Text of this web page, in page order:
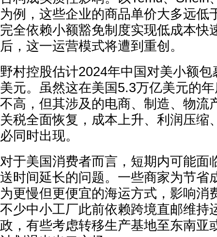
为例，这些企业的商品单价大多远低
完全依赖小额豁免制度实现低成本快
后，这一运营模式将遭到重创。
野村控股估计2024年中国对美小额
美元。虽然这在美国5.3万亿美元的
不高，但其涉及的电商、制造、物流
关税全面恢复，成本上升、利润压缩
必同时出现。
对于美国消费者而言，短期内可能面
送时间延长的问题。一些商家为节省
为更慢但更便宜的海运方式，影响消
不少中小工厂此前依赖跨境直邮维持
政，有些考虑转移生产基地至东南亚